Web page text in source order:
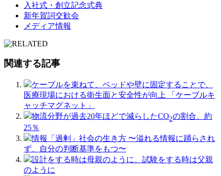
入社式・創立記念式典
新年賀詞交歓会
メディア情報
関連する記事
ケーブルを束ねて、ベッドや壁に固定することで、
医療現場における衛生面と安全性が向上 「ケーブルキ
ャッチマグネット」
物流分野が過去20年ほどで減らしたCO2の割合、約
25％
情報「過剰」社会の生き方 〜溢れる情報に踊らされ
ず、自分の判断基準をもつ〜
設計をする時は母親のように、試験をする時は父親
のように